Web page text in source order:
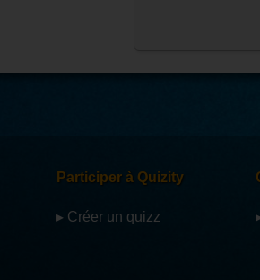
Participer à Quizity
▸ Créer un quizz